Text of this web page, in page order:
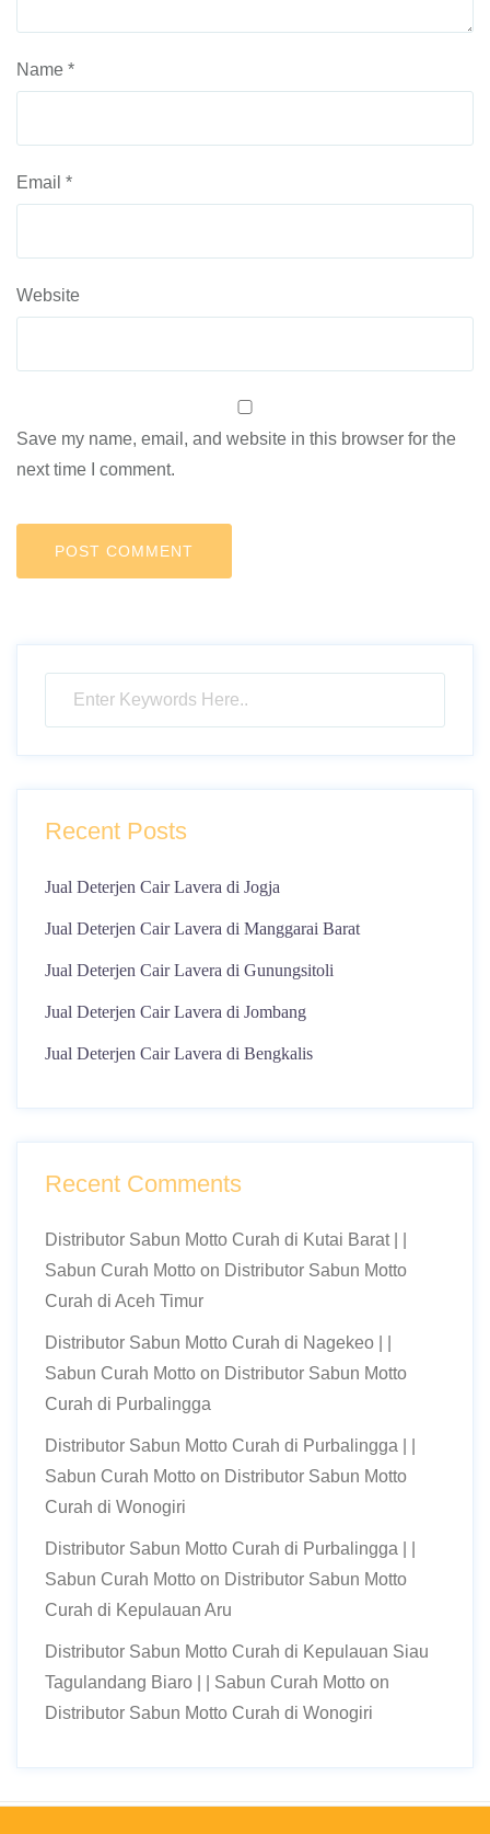
Name *
Email *
Website
Save my name, email, and website in this browser for the
next time I comment.
Recent Posts
Jual Deterjen Cair Lavera di Jogja
Jual Deterjen Cair Lavera di Manggarai Barat
Jual Deterjen Cair Lavera di Gunungsitoli
Jual Deterjen Cair Lavera di Jombang
Jual Deterjen Cair Lavera di Bengkalis
Recent Comments
Distributor Sabun Motto Curah di Kutai Barat | |
Sabun Curah Motto on Distributor Sabun Motto
Curah di Aceh Timur
Distributor Sabun Motto Curah di Nagekeo | |
Sabun Curah Motto on Distributor Sabun Motto
Curah di Purbalingga
Distributor Sabun Motto Curah di Purbalingga | |
Sabun Curah Motto on Distributor Sabun Motto
Curah di Wonogiri
Distributor Sabun Motto Curah di Purbalingga | |
Sabun Curah Motto on Distributor Sabun Motto
Curah di Kepulauan Aru
Distributor Sabun Motto Curah di Kepulauan Siau
Tagulandang Biaro | | Sabun Curah Motto on
Distributor Sabun Motto Curah di Wonogiri